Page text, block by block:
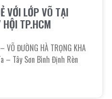
VỚI LỚP VÕ TẠI
HỘI TP.HCM
VÕ ĐƯỜNG HÀ TRỌNG KHA
– Tây Sơn Bình Định Rèn